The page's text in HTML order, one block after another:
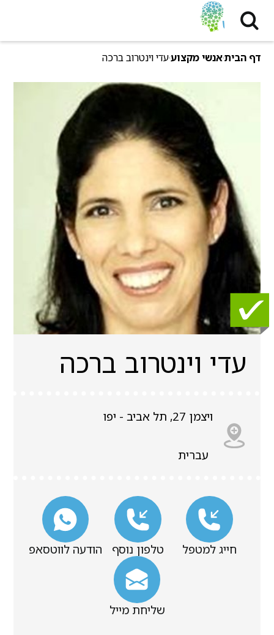
דף הביתאנשי מקצועעדי וינטרוב ברכה
עדי וינטרוב ברכה
ויצמן 27, תל אביב - יפו
עברית
חייג למטפל טלפון נוסף הודעה לווטסאפ
שליחת מייל